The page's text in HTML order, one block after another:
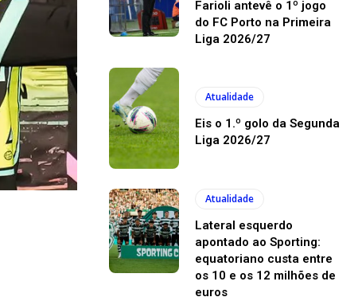
Farioli antevê o 1º jogo
do FC Porto na Primeira
Liga 2026/27
Atualidade
Eis o 1.º golo da Segunda
Liga 2026/27
Atualidade
Lateral esquerdo
apontado ao Sporting:
equatoriano custa entre
os 10 e os 12 milhões de
euros